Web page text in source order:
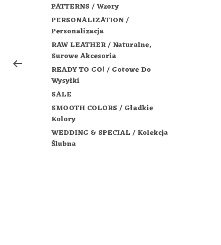
PATTERNS / Wzory
PERSONALIZATION /
Personalizacja
RAW LEATHER / Naturalne,
Surowe Akcesoria
READY TO GO! / Gotowe Do
Wysyłki
SALE
SMOOTH COLORS / Gładkie
Kolory
WEDDING & SPECIAL / Kolekcja
Ślubna